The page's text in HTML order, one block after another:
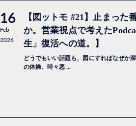
16
Feb
2026
【図ットモ #21】止まった
か。営業視点で考えた
生」復活への道。】
どうでもいい話題も、図にすればなぜか
の体操、時々悪 ...